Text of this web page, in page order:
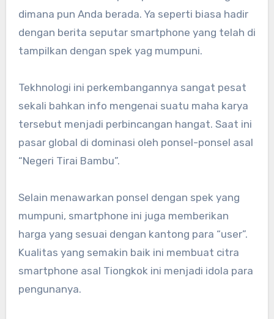
dimana pun Anda berada. Ya seperti biasa hadir
dengan berita seputar smartphone yang telah di
tampilkan dengan spek yag mumpuni.
Tekhnologi ini perkembangannya sangat pesat
sekali bahkan info mengenai suatu maha karya
tersebut menjadi perbincangan hangat. Saat ini
pasar global di dominasi oleh ponsel-ponsel asal
“Negeri Tirai Bambu”.
Selain menawarkan ponsel dengan spek yang
mumpuni, smartphone ini juga memberikan
harga yang sesuai dengan kantong para “user”.
Kualitas yang semakin baik ini membuat citra
smartphone asal Tiongkok ini menjadi idola para
pengunanya.